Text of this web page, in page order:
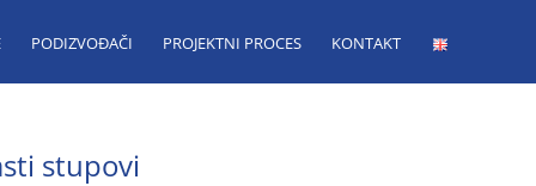
PODIZVOĐAČI PROJEKTNI PROCES KONTAKT
stupovi